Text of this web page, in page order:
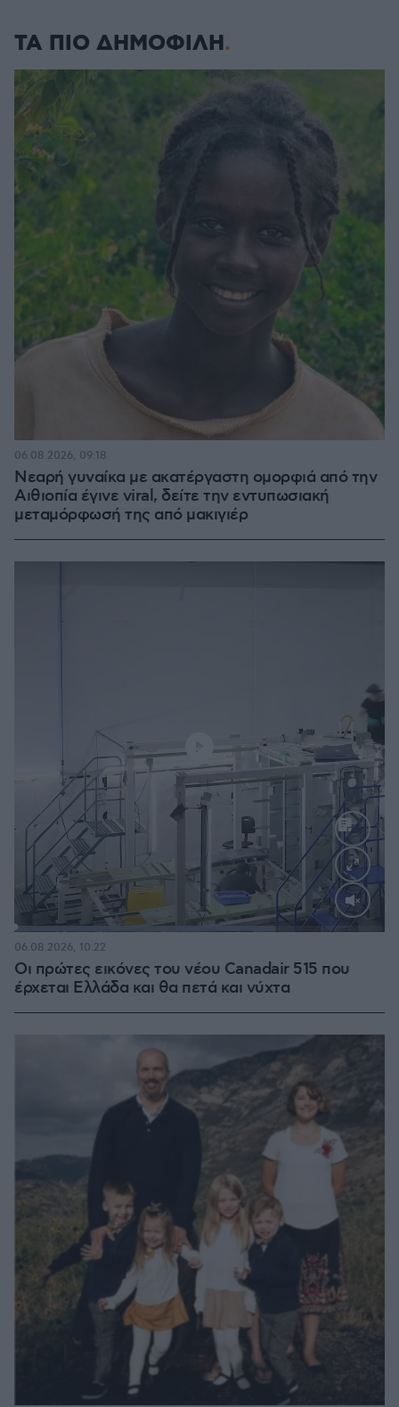
ΤΑ ΠΙΟ ΔΗΜΟΦΙΛΗ
Νεαρή γυναίκα με ακατέργαστη ομορφιά από την
Αιθιοπία έγινε viral, δείτε την εντυπωσιακή
μεταμόρφωσή της από μακιγιέρ
06.08.2026, 09:18
Loaded
Οι πρώτες εικόνες του νέου Canadair 515 που
έρχεται Ελλάδα και θα πετά και νύχτα
06.08.2026, 10:22